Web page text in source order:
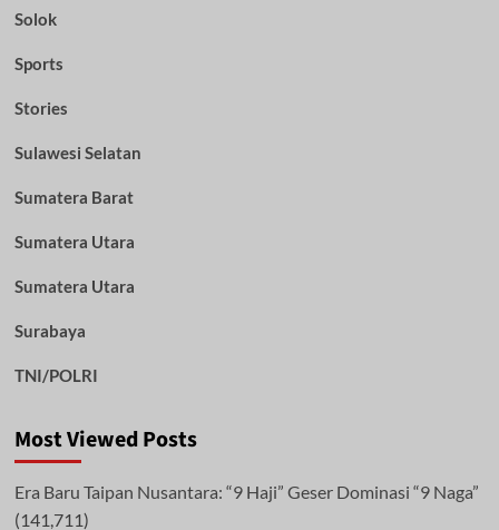
Solok
Sports
Stories
Sulawesi Selatan
Sumatera Barat
Sumatera Utara
Sumatera Utara
Surabaya
TNI/POLRI
Most Viewed Posts
Era Baru Taipan Nusantara: “9 Haji” Geser Dominasi “9 Naga”
(141,711)